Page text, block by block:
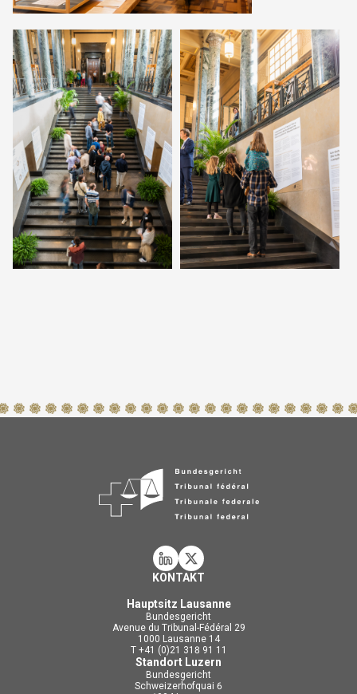
KONTAKT
Hauptsitz Lausanne
Bundesgericht
Avenue du Tribunal-Fédéral 29
1000 Lausanne 14
T +41 (0)21 318 91 11
Standort Luzern
Bundesgericht
Schweizerhofquai 6